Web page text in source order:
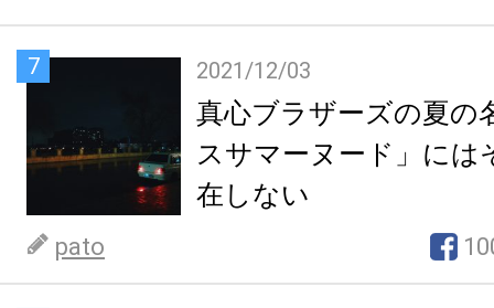
7 2021/12/03
真心ブラザーズの夏の
スサマーヌード」には
在しない
pato